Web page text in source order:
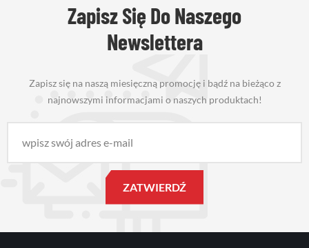
Zapisz Się Do Naszego
Newslettera
Zapisz się na naszą miesięczną promocję i bądź na bieżąco z
najnowszymi informacjami o naszych produktach!